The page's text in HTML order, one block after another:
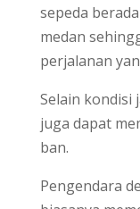
sepeda
medan
perjalanan
Selain kondisi
juga dapat
ban.
Pengendara